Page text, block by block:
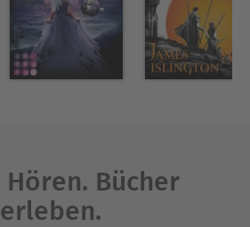
Ausblenden
Hören. Bücher
erleben.